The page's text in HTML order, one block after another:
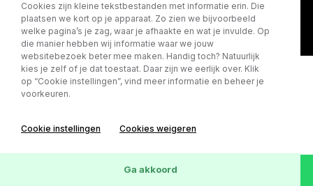
Cookies zijn kleine tekstbestanden met informatie erin. Die
plaatsen we kort op je apparaat. Zo zien we bijvoorbeeld
welke pagina’s je zag, waar je afhaakte en wat je invulde. Op
die manier hebben wij informatie waar we jouw
websitebezoek beter mee maken. Handig toch? Natuurlijk
kies je zelf of je dat toestaat. Daar zijn we eerlijk over. Klik
op “Cookie instellingen”, vind meer informatie en beheer je
voorkeuren.
Cookie instellingen Cookies weigeren
Ga akkoord